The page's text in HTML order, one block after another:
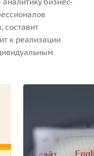
составит
к реализации